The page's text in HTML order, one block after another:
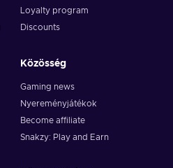
Loyalty program
Discounts
Közösség
Gaming news
Nyereményjátékok
Become affiliate
Snakzy: Play and Earn